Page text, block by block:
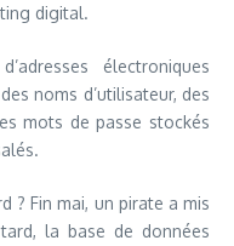
digital.
électroniques
noms d’utilisateur, des
mots de passe stockés
? Fin mai, un pirate a mis
la base de données